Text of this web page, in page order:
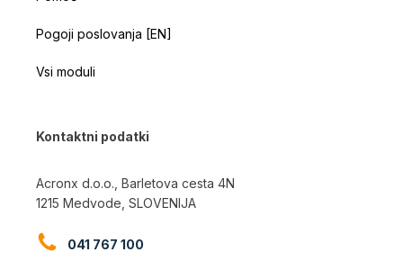
Pogoji poslovanja [EN]
Vsi moduli
Kontaktni podatki
Acronx d.o.o., Barletova cesta 4N
1215 Medvode, SLOVENIJA
041 767 100